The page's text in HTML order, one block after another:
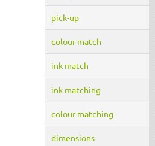
pick-up
colour match
ink match
ink matching
colour matching
dimensions